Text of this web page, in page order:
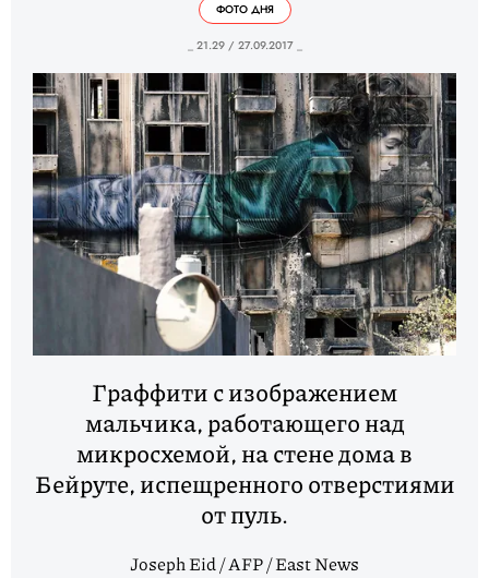
ФОТО ДНЯ
_ 21.29 / 27.09.2017 _
Граффити с изображением
мальчика, работающего над
микросхемой, на стене дома в
Бейруте, испещренного отверстиями
от пуль.
Joseph Eid / AFP / East News